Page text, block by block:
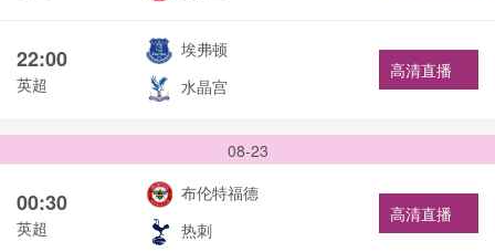
22:00
英超
埃弗顿
水晶宫
高清直播
08-23
00:30
英超
布伦特福德
热刺
高清直播